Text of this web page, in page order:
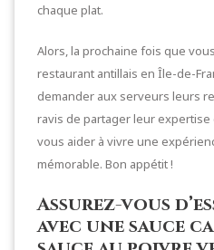
chaque plat.
Alors, la prochaine fois que
restaurant antillais en Île-de-
demander aux serveurs leurs
ravis de partager leur expertise
vous aider à vivre une
mémorable. Bon appétit !
Assurez-vous
avec une sauce